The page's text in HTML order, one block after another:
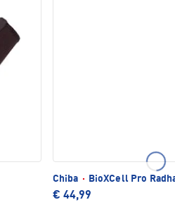
Chiba · BioXCell Pro
€ 44,99